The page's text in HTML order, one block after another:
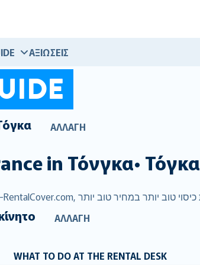
ΑΞΙΏΣΕΙΣ
ΑΛΛΑΓΉ
in Τόνγκα• Τόγκα
ΑΛΛΑΓΉ
WHAT TO DO AT THE RENTAL DESK